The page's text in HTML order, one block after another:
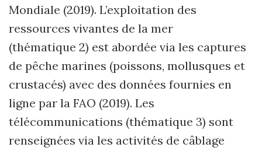
Mondiale (2019). L’exploitation des
ressources vivantes de la mer
(thématique 2) est abordée via les captures
de pêche marines (poissons, mollusques et
crustacés) avec des données fournies en
ligne par la FAO (2019). Les
télécommunications (thématique 3) sont
renseignées via les activités de câblage